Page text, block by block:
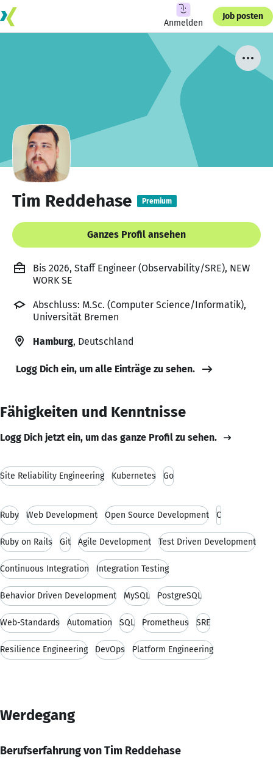
Anmelden
Job posten
Tim Reddehase Premium
Ganzes Profil ansehen
Bis 2026, Staff Engineer (Observability/SRE), NEW
WORK SE
Abschluss: M.Sc. (Computer Science/Informatik),
Universität Bremen
Hamburg, Deutschland
Logg Dich ein, um alle Einträge zu sehen.
Fähigkeiten und Kenntnisse
Logg Dich jetzt ein, um das ganze Profil zu sehen.
Site Reliability Engineering Kubernetes Go
Ruby Web Development Open Source Development C
Ruby on Rails Git Agile Development Test Driven Development
Continuous Integration Integration Testing
Behavior Driven Development MySQL PostgreSQL
Web-Standards Automation SQL Prometheus SRE
Resilience Engineering DevOps Platform Engineering
Werdegang
Berufserfahrung von Tim Reddehase